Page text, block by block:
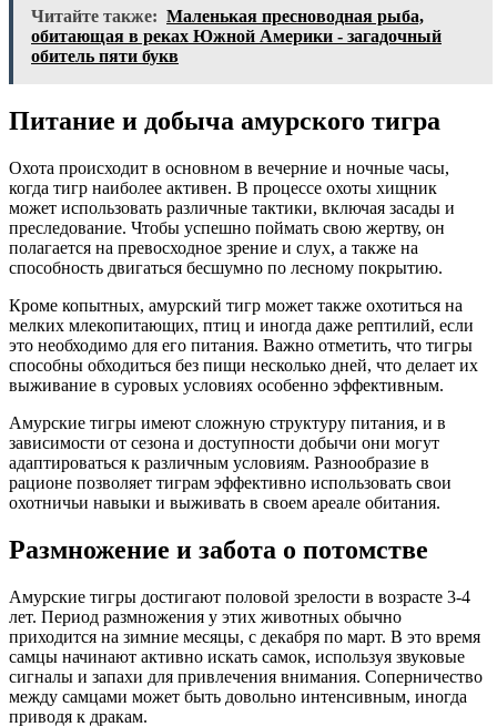
Читайте также: Маленькая пресноводная рыба,
обитающая в реках Южной Америки - загадочный
обитель пяти букв
Питание и добыча амурского тигра
Охота происходит в основном в вечерние и ночные часы,
когда тигр наиболее активен. В процессе охоты хищник
может использовать различные тактики, включая засады и
преследование. Чтобы успешно поймать свою жертву, он
полагается на превосходное зрение и слух, а также на
способность двигаться бесшумно по лесному покрытию.
Кроме копытных, амурский тигр может также охотиться на
мелких млекопитающих, птиц и иногда даже рептилий, если
это необходимо для его питания. Важно отметить, что тигры
способны обходиться без пищи несколько дней, что делает их
выживание в суровых условиях особенно эффективным.
Амурские тигры имеют сложную структуру питания, и в
зависимости от сезона и доступности добычи они могут
адаптироваться к различным условиям. Разнообразие в
рационе позволяет тиграм эффективно использовать свои
охотничьи навыки и выживать в своем ареале обитания.
Размножение и забота о потомстве
Амурские тигры достигают половой зрелости в возрасте 3-4
лет. Период размножения у этих животных обычно
приходится на зимние месяцы, с декабря по март. В это время
самцы начинают активно искать самок, используя звуковые
сигналы и запахи для привлечения внимания. Соперничество
между самцами может быть довольно интенсивным, иногда
приводя к дракам.